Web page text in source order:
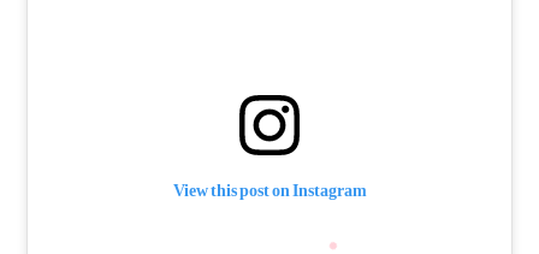
View this post on Instagram